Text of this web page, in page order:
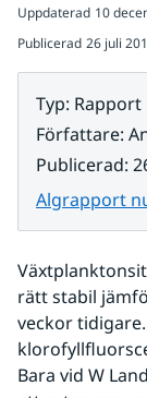
Uppdaterad 10
Publicerad 26 juli
Typ: Rapport
Författare:
Publicerad:
Algrapport
rätt stabil
veckor
Bara vid W